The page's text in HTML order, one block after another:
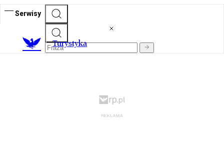
Serwisy
Turystyka